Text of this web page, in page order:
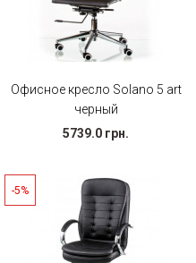
Офисное кресло Solano 5 art
черный
5739.0 грн.
-5%